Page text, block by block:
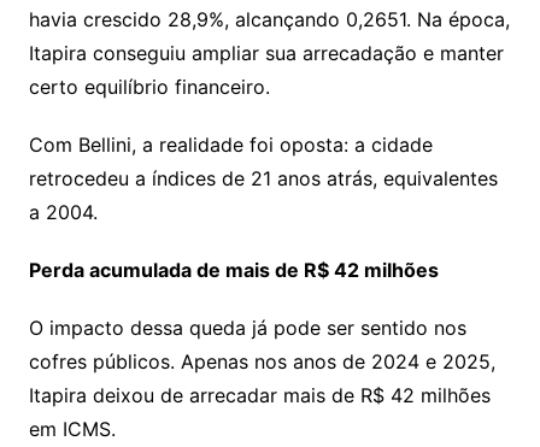
havia crescido 28,9%, alcançando 0,2651. Na época,
Itapira conseguiu ampliar sua arrecadação e manter
certo equilíbrio financeiro.
Com Bellini, a realidade foi oposta: a cidade
retrocedeu a índices de 21 anos atrás, equivalentes
a 2004.
Perda acumulada de mais de R$ 42 milhões
O impacto dessa queda já pode ser sentido nos
cofres públicos. Apenas nos anos de 2024 e 2025,
Itapira deixou de arrecadar mais de R$ 42 milhões
em ICMS.